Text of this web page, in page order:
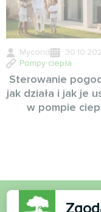
Mycond
Pompy ciepła
Sterowanie
jak działa i jak je
w pompie